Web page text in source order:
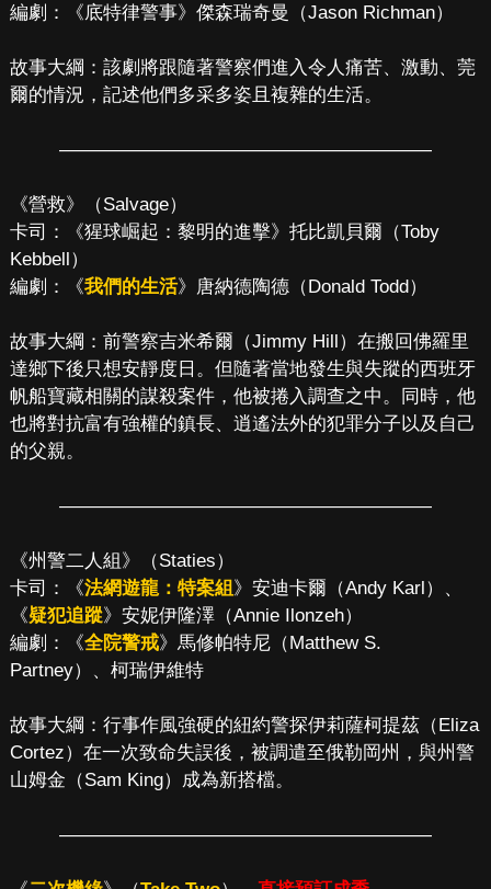
編劇：《底特律警事》傑森瑞奇曼（Jason Richman）
故事大綱：該劇將跟隨著警察們進入令人痛苦、激動、莞
爾的情況，記述他們多采多姿且複雜的生活。
————————————————————
《營救》（Salvage）
卡司：《猩球崛起：黎明的進擊》托比凱貝爾（Toby
Kebbell）
編劇：《我們的生活》唐納德陶德（Donald Todd）
故事大綱：前警察吉米希爾（Jimmy Hill）在搬回佛羅里
達鄉下後只想安靜度日。但隨著當地發生與失蹤的西班牙
帆船寶藏相關的謀殺案件，他被捲入調查之中。同時，他
也將對抗富有強權的鎮長、逍遙法外的犯罪分子以及自己
的父親。
————————————————————
《州警二人組》（Staties）
卡司：《法網遊龍：特案組 》安迪卡爾（Andy Karl）、
《疑犯追蹤》安妮伊隆澤（Annie Ilonzeh）
編劇：《全院警戒》馬修帕特尼（Matthew S.
Partney）、柯瑞伊維特
故事大綱：行事作風強硬的紐約警探伊莉薩柯提茲（Eliza
Cortez）在一次致命失誤後，被調遣至俄勒岡州，與州警
山姆金（Sam King）成為新搭檔。
————————————————————